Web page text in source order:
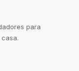
para